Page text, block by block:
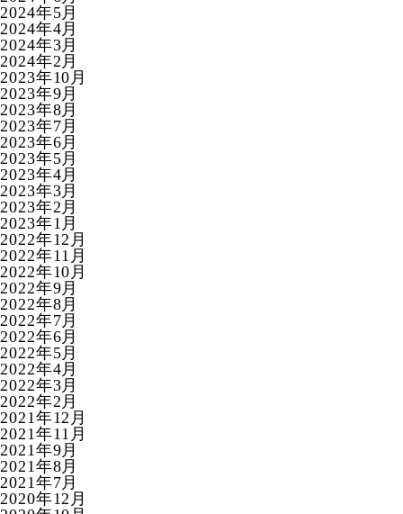
2024年5月
2024年4月
2024年3月
2024年2月
2023年10月
2023年9月
2023年8月
2023年7月
2023年6月
2023年5月
2023年4月
2023年3月
2023年2月
2023年1月
2022年12月
2022年11月
2022年10月
2022年9月
2022年8月
2022年7月
2022年6月
2022年5月
2022年4月
2022年3月
2022年2月
2021年12月
2021年11月
2021年9月
2021年8月
2021年7月
2020年12月